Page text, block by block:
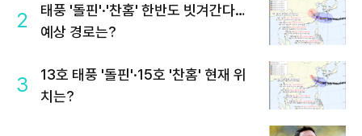
2
태풍 '돌핀'·'찬홈' 한반도 빗겨간다…
예상 경로는?
3
13호 태풍 '돌핀'·15호 '찬홈' 현재 위
치는?